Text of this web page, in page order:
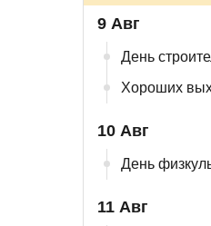
9 Авг
День
Хороших
10 Авг
День
11 Авг